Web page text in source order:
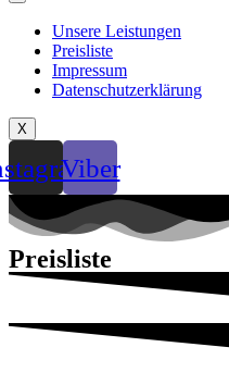
Unsere Leistungen
Preisliste
Impressum
Datenschutzerklärung
X
Viber
Preisliste